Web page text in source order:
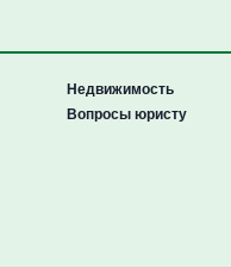
Недвижимость
Вопросы юристу